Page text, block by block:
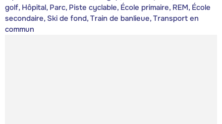
golf, Hôpital, Parc, Piste cyclable, École primaire, REM, École
secondaire, Ski de fond, Train de banlieue, Transport en
commun